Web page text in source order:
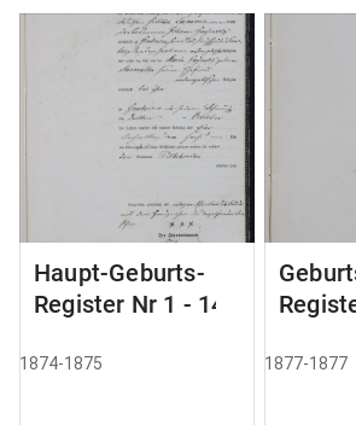
Haupt-Geburts-
Register Nr 1 - 14
1874-1875 1877-1877